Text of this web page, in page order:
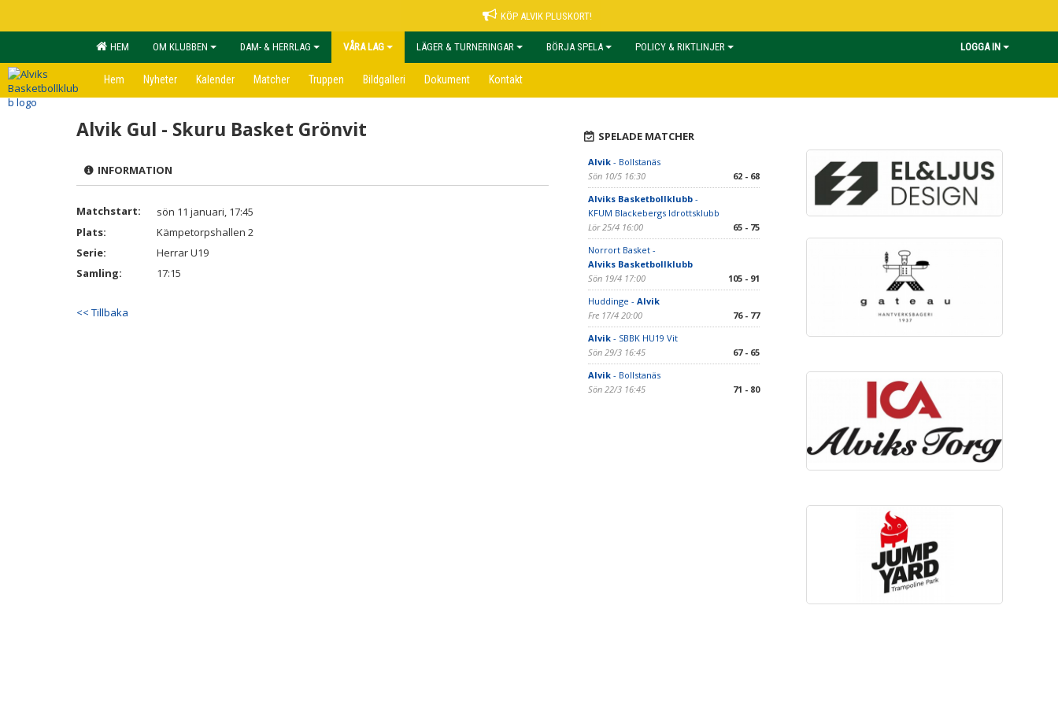
KÖP ALVIK PLUSKORT!
HEM OM KLUBBEN DAM- & HERRLAG VÅRA LAG LÄGER & TURNERINGAR BÖRJA SPELA POLICY & RIKTLINJER LOGGA IN
Hem Nyheter Kalender Matcher Truppen Bildgalleri Dokument Kontakt
Alvik Gul - Skuru Basket Grönvit
INFORMATION
Matchstart:
sön 11 januari, 17:45
Plats:
Kämpetorpshallen 2
Serie:
Herrar U19
Samling:
17:15
<< Tillbaka
SPELADE MATCHER
Alvik- Bollstanäs
Sön 10/5 16:30
62 - 68
Alviks Basketbollklubb-
KFUM Blackebergs Idrottsklubb
Lör 25/4 16:00
65 - 75
Norrort Basket -
Alviks Basketbollklubb
Sön 19/4 17:00
105 - 91
Huddinge - Alvik
Fre 17/4 20:00
76 - 77
Alvik- SBBK HU19 Vit
Sön 29/3 16:45
67 - 65
Alvik- Bollstanäs
Sön 22/3 16:45
71 - 80